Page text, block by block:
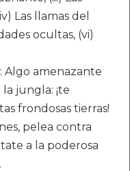
Las llamas del
ocultas, (vi)
Algo amenazante
jungla: ¡te
frondosas tierras!
pelea contra
a la poderosa